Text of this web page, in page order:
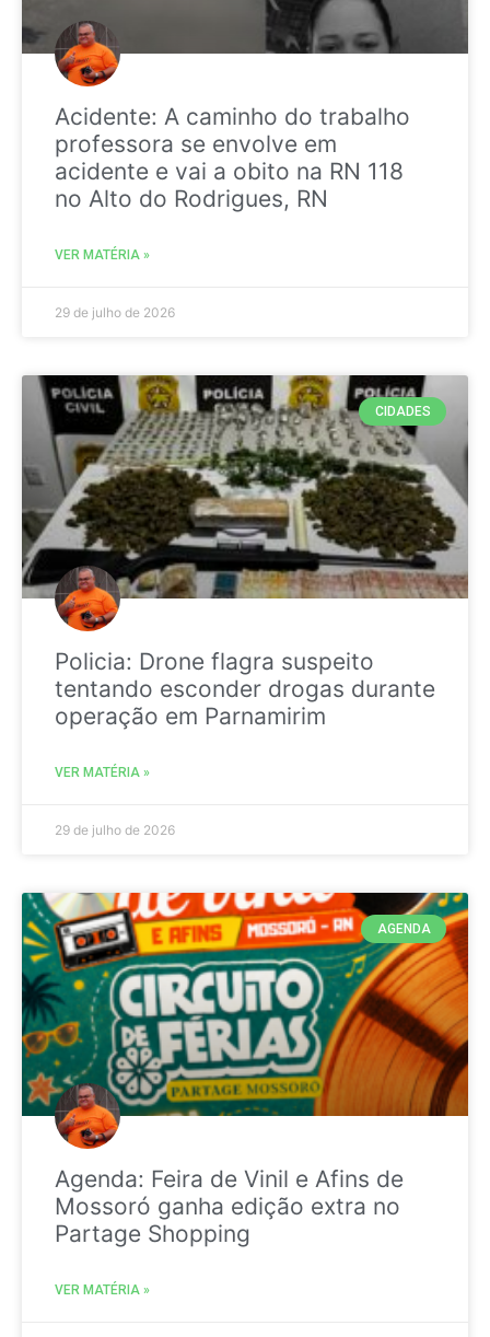
Acidente: A caminho do trabalho
professora se envolve em
acidente e vai a obito na RN 118
no Alto do Rodrigues, RN
VER MATÉRIA »
29 de julho de 2026
CIDADES
Policia: Drone flagra suspeito
tentando esconder drogas durante
operação em Parnamirim
VER MATÉRIA »
29 de julho de 2026
AGENDA
Agenda: Feira de Vinil e Afins de
Mossoró ganha edição extra no
Partage Shopping
VER MATÉRIA »